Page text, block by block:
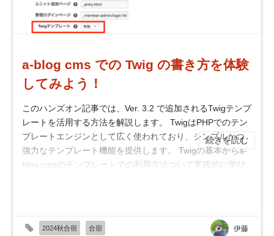
a-blog cms での Twig の書き方を体験
してみよう！
このハンズオン記事では、Ver. 3.2 で追加されるTwigテンプ
レートを活用する方法を解説します。 TwigはPHPでのテン
プレートエンジンとして広く使われており、シンプルかつ
強力なテンプレート機能を提供します。 Twigの基本からa-
blog cmsのテンプレートでの利用方法ついて実践的に学び
続きを読む
2024秋合宿 合宿 伊藤